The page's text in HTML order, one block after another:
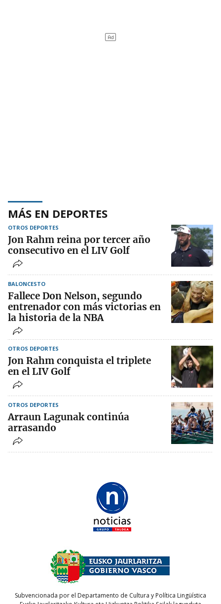
MÁS EN DEPORTES
OTROS DEPORTES
Jon Rahm reina por tercer año
consecutivo en el LIV Golf
BALONCESTO
Fallece Don Nelson, segundo
entrenador con más victorias en
la historia de la NBA
OTROS DEPORTES
Jon Rahm conquista el triplete
en el LIV Golf
OTROS DEPORTES
Arraun Lagunak continúa
arrasando
Subvencionada por el Departamento de Cultura y Política Lingüística